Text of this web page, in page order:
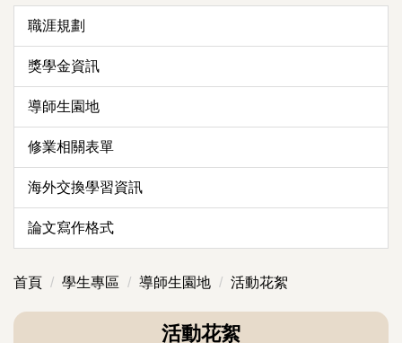
職涯規劃
獎學金資訊
導師生園地
修業相關表單
海外交換學習資訊
論文寫作格式
首頁 學生專區 導師生園地 活動花絮
活動花絮